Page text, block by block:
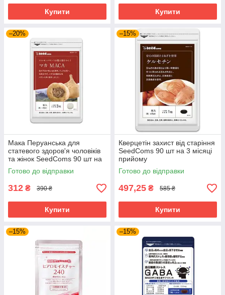
Купити Купити
–20%
Мака Перуанська для
статевого здоров'я чоловіків
та жінок SeedComs 90 шт на
1 місяць прийому
Готово до відправки
312 ₴ 390 ₴
Купити
–15%
Кверцетін захист від старіння
SeedComs 90 шт на 3 місяці
прийому
Готово до відправки
497,25 ₴ 585 ₴
Купити
–15% –15%